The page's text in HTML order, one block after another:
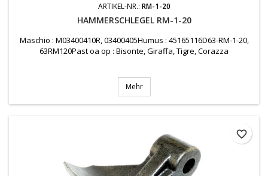
ARTIKEL-NR.: RM-1-20
HAMMERSCHLEGEL RM-1-20
Maschio : M03400410R, 03400405Humus : 45165116D63-RM-1-20,
63RM120Past oa op : Bisonte, Giraffa, Tigre, Corazza
Mehr
favorite_border